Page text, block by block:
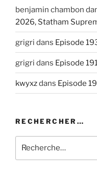
benjamin chambon
2026, Statham
grigri dans Episode
grigri dans Episode
kwyxzdans Episode
RECHERCHER…
pour